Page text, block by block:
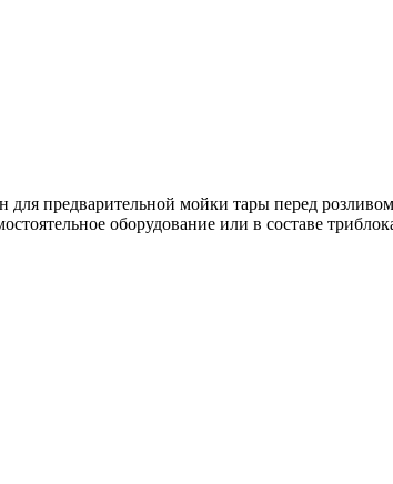
предварительной мойки тары перед
оборудование или в составе